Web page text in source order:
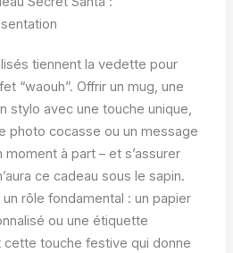
tiennent la vedette pour
“waouh”. Offrir un mug, une
stylo avec une touche unique,
photo cocasse ou un message
moment à part – et s’assurer
ce cadeau sous le sapin.
un rôle fondamental : un papier
ou une étiquette
touche festive qui donne